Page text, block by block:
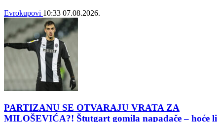
Evrokupovi 10:33 07.08.2026.
PARTIZANU SE OTVARAJU VRATA ZA
MILOŠEVIĆA?! Štutgart gomila napadače – hoće li